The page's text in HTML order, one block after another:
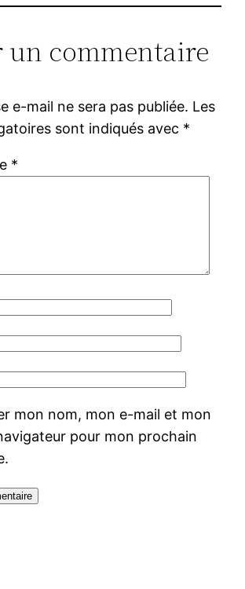
un commentaire
e-mail ne sera pas publiée. Les
sont indiqués avec *
*
mon nom, mon e-mail et mon
pour mon prochain